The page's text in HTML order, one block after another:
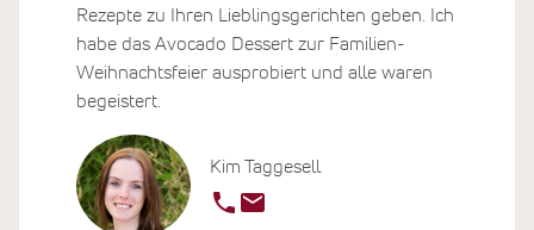
Kim Taggesell
Rezepte zu Ihren Lieblingsgerichten geben. Ich
habe das Avocado Dessert zur Familien-
Weihnachtsfeier ausprobiert und alle waren
begeistert.